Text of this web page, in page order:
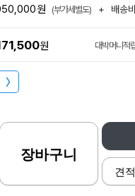
원 (부가세별도) + 배송비
원 대박머니적
〉
견
장바구니